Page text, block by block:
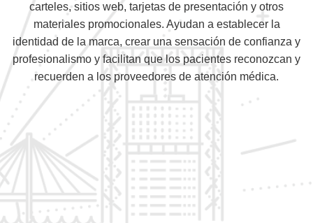
carteles, sitios web, tarjetas de presentación y otros
materiales promocionales. Ayudan a establecer la
identidad de la marca, crear una sensación de confianza y
profesionalismo y facilitan que los pacientes reconozcan y
recuerden a los proveedores de atención médica.